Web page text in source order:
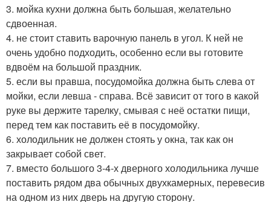
3. мойка кухни должна быть большая, желательно
сдвоенная.
4. не стоит ставить варочную панель в угол. К ней не
очень удобно подходить, особенно если вы готовите
вдвоём на большой праздник.
5. если вы правша, посудомойка должна быть слева от
мойки, если левша - справа. Всё зависит от того в какой
руке вы держите тарелку, смывая с неё остатки пищи,
перед тем как поставить её в посудомойку.
6. холодильник не должен стоять у окна, так как он
закрывает собой свет.
7. вместо большого 3-4-х дверного холодильника лучше
поставить рядом два обычных двухкамерных, перевесив
на одном из них дверь на другую сторону.